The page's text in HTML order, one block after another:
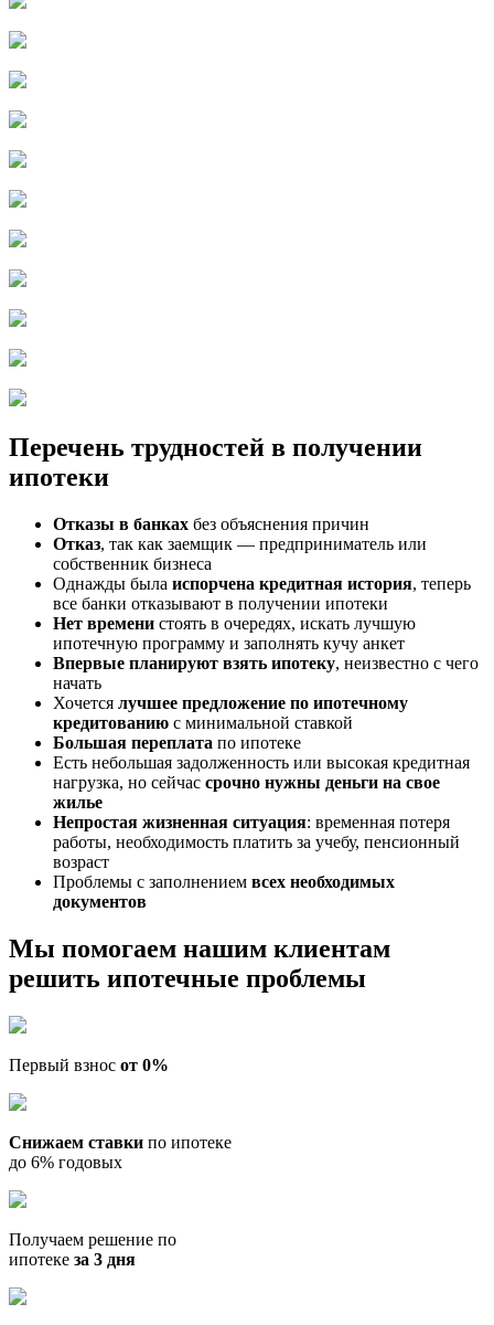
Перечень трудностей в получении
ипотеки
Отказы в банках без объяснения причин
Отказ, так как заемщик — предприниматель или
собственник бизнеса
Однажды была испорчена кредитная история, теперь
все банки отказывают в получении ипотеки
Нет времени стоять в очередях, искать лучшую
ипотечную программу и заполнять кучу анкет
Впервые планируют взять ипотеку, неизвестно с чего
начать
Хочется лучшее предложение по ипотечному
кредитованию с минимальной ставкой
Большая переплата по ипотеке
Есть небольшая задолженность или высокая кредитная
нагрузка, но сейчас срочно нужны деньги на свое
жилье
Непростая жизненная ситуация: временная потеря
работы, необходимость платить за учебу, пенсионный
возраст
Проблемы с заполнением всех необходимых
документов
Мы помогаем нашим клиентам
решить ипотечные проблемы
Первый взнос от 0%
Снижаем ставки по ипотеке
до 6% годовых
Получаем решение по
ипотеке за 3 дня